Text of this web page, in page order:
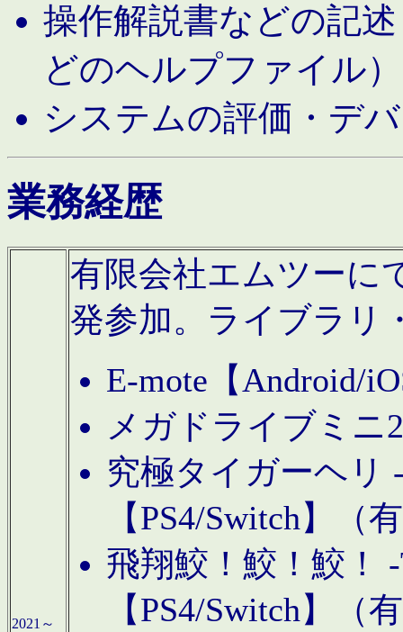
操作解説書などの記
どのヘルプファイル）
システムの評価・デ
業務経歴
2021～
有限会社エムツーに
発参加。ライブラリ
E-mote【Android/
メガドライブミニ
究極タイガーヘリ
【PS4/Switch】（
飛翔鮫！鮫！鮫！
【PS4/Switch】（